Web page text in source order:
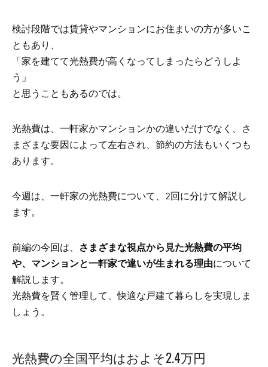
検討段階では賃貸やマンションにお住まいの方が多いこ
ともあり、
「家を建てて光熱費が高くなってしまったらどうしよ
う」
と思うこともあるのでは。
光熱費は、一軒家かマンションかの違いだけでなく、さ
まざまな要因によって左右され、節約の方法もいくつも
あります。
今週は、一軒家の光熱費について、2回に分けて解説し
ます。
前編の今回は、
さまざまな視点から見た光熱費の平均
や、マンションと一軒家で違いが生まれる理由について
解説します。
光熱費を賢く管理して、快適な戸建て暮らしを実現しま
しょう。
光熱費の全国平均はおよそ2.4万円